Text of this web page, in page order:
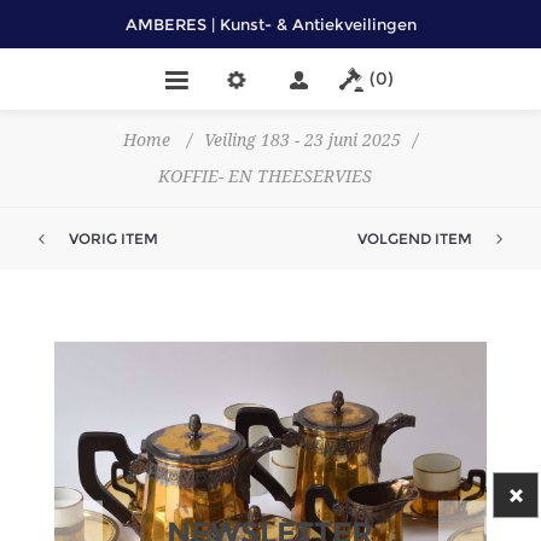
AMBERES | Kunst- & Antiekveilingen
(0)
Home / Veiling 183 - 23 juni 2025
/
KOFFIE- EN THEESERVIES
VORIG ITEM VOLGEND ITEM
NEWSLETTER